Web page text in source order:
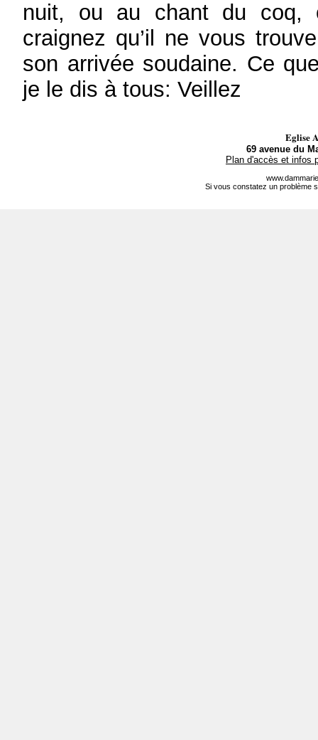
nuit, ou au chant du coq,
craignez qu’il ne vous
son arrivée soudaine. Ce
je le dis à tous: Veillez
Eglise
69 avenue du
Plan d'accès et infos
Si vous constatez un problème